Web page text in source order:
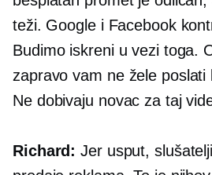
teži. Google i Facebook
Budimo iskreni u vezi toga.
zapravo vam ne žele
Ne dobivaju novac za taj
Richard: Jer usput,